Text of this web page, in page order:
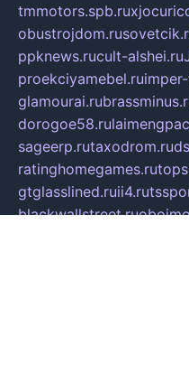
tmmotors.spb.ru
obustrojdom.ru
ppknews.rucult-alshei.ru
proekciyamebel.ru
glamourai.ru
dorogoe58.ru
sageerp.rutaxodrom.ru
ratinghomegames.ru
gtglasslined.ruii4.ru
blackwallstreet.ru